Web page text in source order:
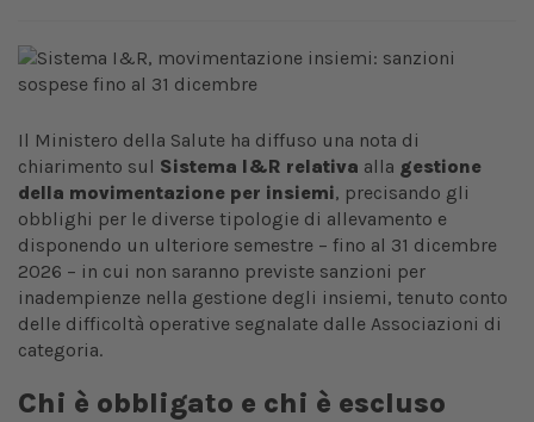
Il Ministero della Salute ha diffuso una nota di
chiarimento sul Sistema I&R relativa alla gestione
della movimentazione per insiemi, precisando gli
obblighi per le diverse tipologie di allevamento e
disponendo un ulteriore semestre – fino al 31 dicembre
2026 – in cui non saranno previste sanzioni per
inadempienze nella gestione degli insiemi, tenuto conto
delle difficoltà operative segnalate dalle Associazioni di
categoria.
Chi è obbligato e chi è escluso